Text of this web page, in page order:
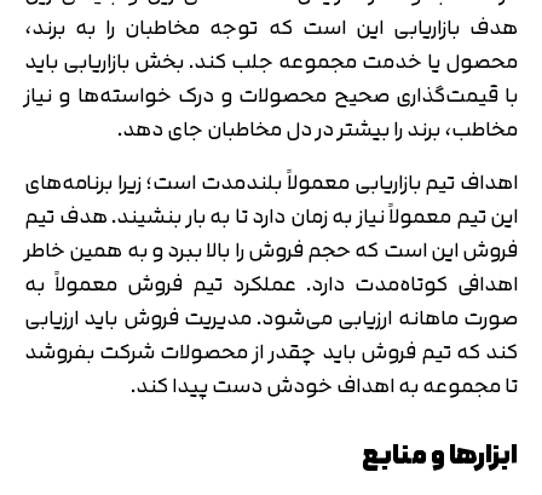
هدف بازاریابی این است که توجه مخاطبان را به برند،
محصول یا خدمت مجموعه جلب کند. بخش بازاریابی باید
با قیمت‌گذاری صحیح محصولات و درک خواسته‌ها و نیاز
مخاطب، برند را بیشتر در دل مخاطبان جای دهد.
اهداف تیم بازاریابی معمولاً بلندمدت است؛ زیرا برنامه‌های
این تیم معمولاً نیاز به زمان دارد تا به بار بنشیند. هدف تیم
فروش این است که حجم فروش را بالا ببرد و به همین خاطر
اهدافی کوتاه‌‌مدت دارد. عملکرد تیم فروش معمولاً به
صورت ماهانه ارزیابی می‌شود. مدیریت فروش باید ارزیابی
کند که تیم فروش باید چقدر از محصولات شرکت بفروشد
تا مجموعه به اهداف خودش دست پیدا کند.
ابزارها و منابع
تایید کد
کد ارسال شده را وارد کنید
تایید کد
دریافت مجدد کد:
متوجه شدم